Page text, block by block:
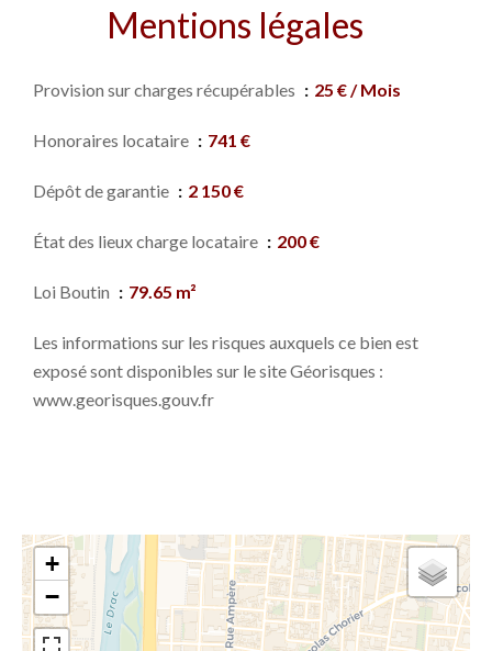
Mentions légales
Provision sur charges récupérables 25 € / Mois
Honoraires locataire 741 €
Dépôt de garantie 2 150 €
État des lieux charge locataire 200 €
Loi Boutin 79.65 m²
Les informations sur les risques auxquels ce bien est
exposé sont disponibles sur le site Géorisques :
www.georisques.gouv.fr
+
−